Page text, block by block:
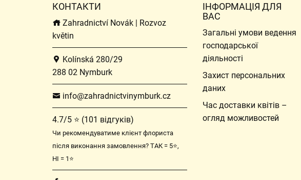
КОНТАКТИ
Zahradnictví Novák | Rozvoz
květin
Kolínská 280/29
288 02 Nymburk
info@zahradnictvinymburk.cz
4.7/5 ⭐ (101 відгуків)
Чи рекомендуватиме клієнт флориста
після виконання замовлення? ТАК = 5⭐,
НІ = 1⭐
ІНФОРМАЦІЯ ДЛЯ
ВАС
Загальні умови ведення
господарської
діяльності
Захист персональних
даних
Час доставки квітів –
огляд можливостей